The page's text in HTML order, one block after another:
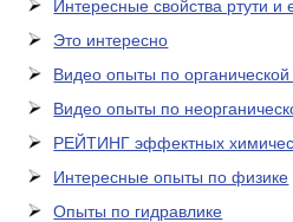
Интересные свойства ртути
Это интересно
Видео опыты по
Видео опыты по
РЕЙТИНГ эффектных
Интересные опыты по физике
Опыты по гидравлике